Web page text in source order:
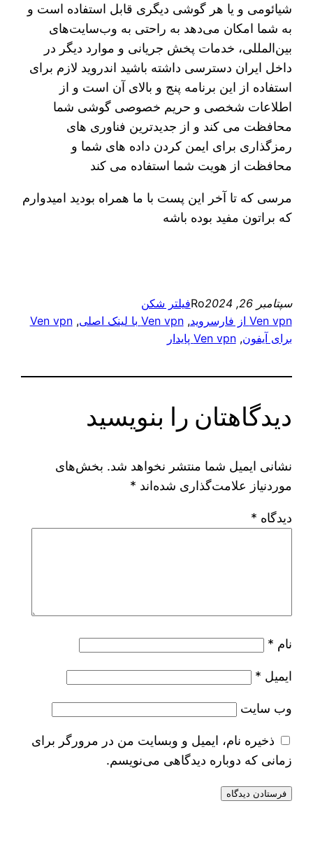
شیائومی و یا هر گوشی دیگری قابل استفاده است و
به شما امکان می‌دهد به راحتی به وب‌سایت‌های
بین‌المللی، خدمات پخش جریانی و موارد دیگر در
داخل ایران دسترسی داشته باشید اندروید لازم برای
استفاده از این برنامه پنج و بالای آن است و از
اطلاعات شخصی و حریم خصوصی گوشی شما
محافظت می کند و از جدیدترین فناوری های
رمزگذاری برای ایمن کردن داده های شما و
محافظت از هویت شما استفاده می کند
مرسی که تا آخر این پست با ما همراه بودید امیدوارم
که براتون مفید بوده باشه
سپتامبر 26, 2024 Roفیلتر شکن
Ven vpn از فارسروید
, Ven vpn با لینک اصلی ,
Ven vpn
برای آیفون, Ven vpn پایدار
دیدگاهتان را بنویسید
نشانی ایمیل شما منتشر نخواهد شد. بخش‌های
موردنیاز علامت‌گذاری شده‌اند *
دیدگاه *
نام *
ایمیل *
وب‌ سایت
ذخیره نام، ایمیل و وبسایت من در مرورگر برای
زمانی که دوباره دیدگاهی می‌نویسم.